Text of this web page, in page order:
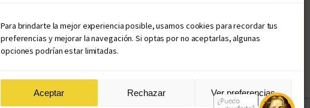
Para brindarte la mejor experiencia posible, usamos cookies para recordar tus
preferencias y mejorar la navegación. Si optas por no aceptarlas, algunas
opciones podrían estar limitadas.
Aceptar Rechazar Ver preferencias